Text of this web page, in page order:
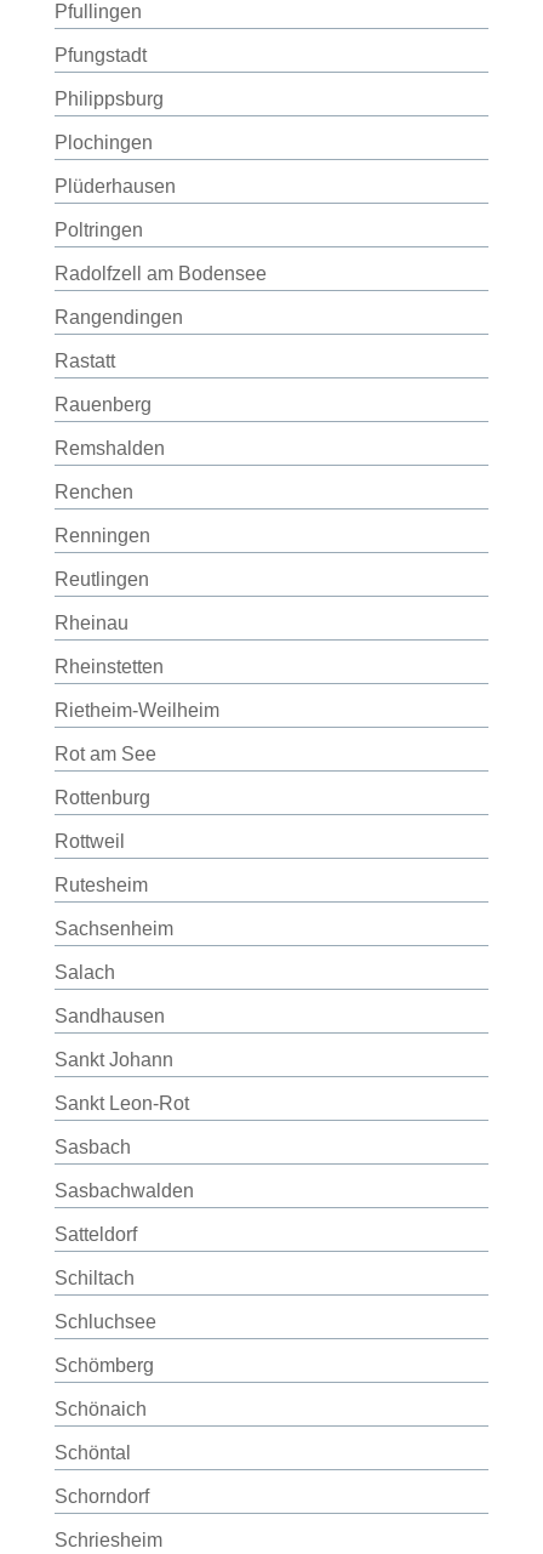
Pfullingen
Pfungstadt
Philippsburg
Plochingen
Plüderhausen
Poltringen
Radolfzell am Bodensee
Rangendingen
Rastatt
Rauenberg
Remshalden
Renchen
Renningen
Reutlingen
Rheinau
Rheinstetten
Rietheim-Weilheim
Rot am See
Rottenburg
Rottweil
Rutesheim
Sachsenheim
Salach
Sandhausen
Sankt Johann
Sankt Leon-Rot
Sasbach
Sasbachwalden
Satteldorf
Schiltach
Schluchsee
Schömberg
Schönaich
Schöntal
Schorndorf
Schriesheim